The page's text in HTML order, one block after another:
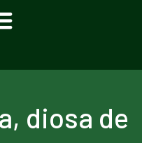
diosa de